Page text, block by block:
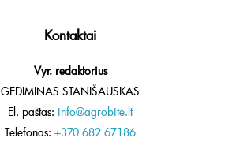
Kontaktai
Vyr. redaktorius
GEDIMINAS STANIŠAUSKAS
El. paštas: info@agrobite.lt
Telefonas: +370 682 67186